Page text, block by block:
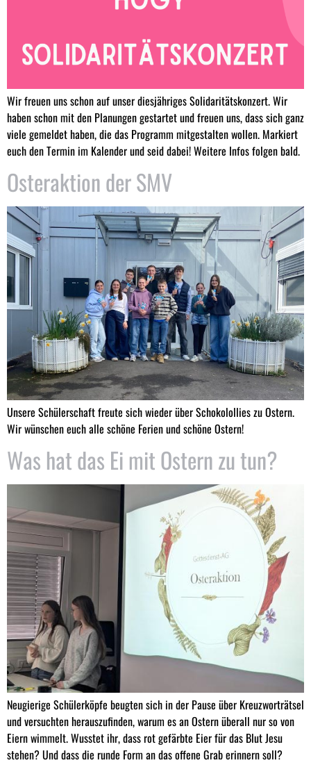
Wir freuen uns schon auf unser diesjähriges Solidaritätskonzert. Wir
haben schon mit den Planungen gestartet und freuen uns, dass sich ganz
viele gemeldet haben, die das Programm mitgestalten wollen. Markiert
euch den Termin im Kalender und seid dabei! Weitere Infos folgen bald.
Osteraktion der SMV
Unsere Schülerschaft freute sich wieder über Schokolollies zu Ostern.
Wir wünschen euch alle schöne Ferien und schöne Ostern!
Was hat das Ei mit Ostern zu tun?
Neugierige Schülerköpfe beugten sich in der Pause über Kreuzworträtsel
und versuchten herauszufinden, warum es an Ostern überall nur so von
Eiern wimmelt. Wusstet ihr, dass rot gefärbte Eier für das Blut Jesu
stehen? Und dass die runde Form an das offene Grab erinnern soll?